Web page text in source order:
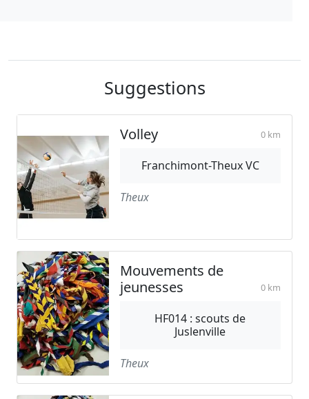
Suggestions
Volley 0 km
Franchimont-Theux VC
Theux
Mouvements de
jeunesses
0 km
HF014 : scouts de
Juslenville
Theux